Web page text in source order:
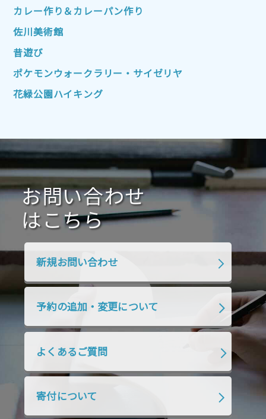
2022年10月 2022年9月
2022年7月
2022年4月
2022年1月 2021年12月 2021年11月
2021年10月 2021年9月
2021年1月 2020年12月 2020年11月
2020年10月 2020年9月 2020年8月
2020年7月 2020年6月 2020年5月
2020年4月 2020年3月 2020年2月
2019年9月
2019年4月
2018年7月 2018年6月
2018年4月 2018年3月 2018年2月
2018年1月 2017年12月
カレー作り＆カレーパン作り
佐川美術館
昔遊び
ポケモンウォークラリー・サイゼリヤ
花緑公園ハイキング
お問い合わせ
はこちら
新規お問い合わせ
予約の追加・変更について
よくあるご質問
寄付について